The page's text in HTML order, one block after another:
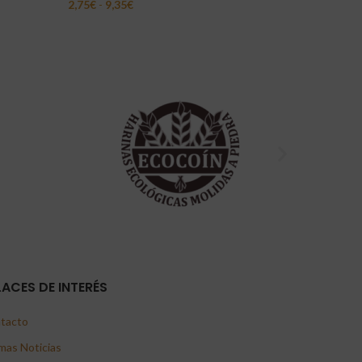
2,75€ - 9,35€
DE INTERÉS
Noticias